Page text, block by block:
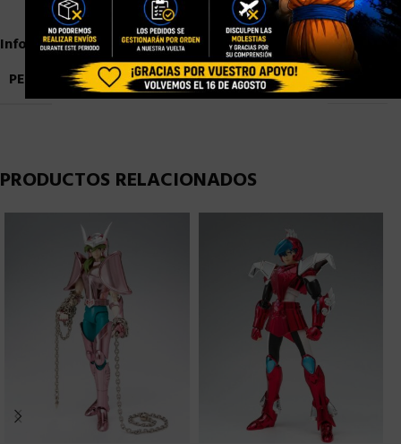
Información adicional
PESO
4,5 kg
PRODUCTOS RELACIONADOS